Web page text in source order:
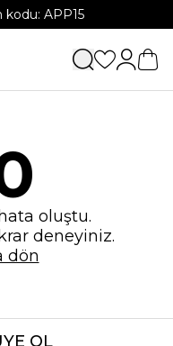
kodu: APP15
oluştu.
deneyiniz.
dön
OL